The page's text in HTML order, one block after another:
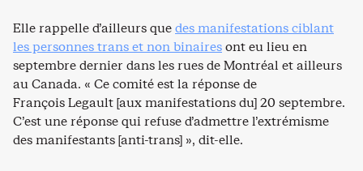
Elle rappelle d’ailleurs quedes manifestations ciblant
les personnes trans et non binairesont eu lieu en
septembre dernier dans les rues de Montréal et ailleurs
au Canada. « Ce comité est la réponse de
François Legault [aux manifestations du] 20 septembre.
C’est une réponse qui refuse d’admettre l’extrémisme
des manifestants [anti-trans] », dit-elle.